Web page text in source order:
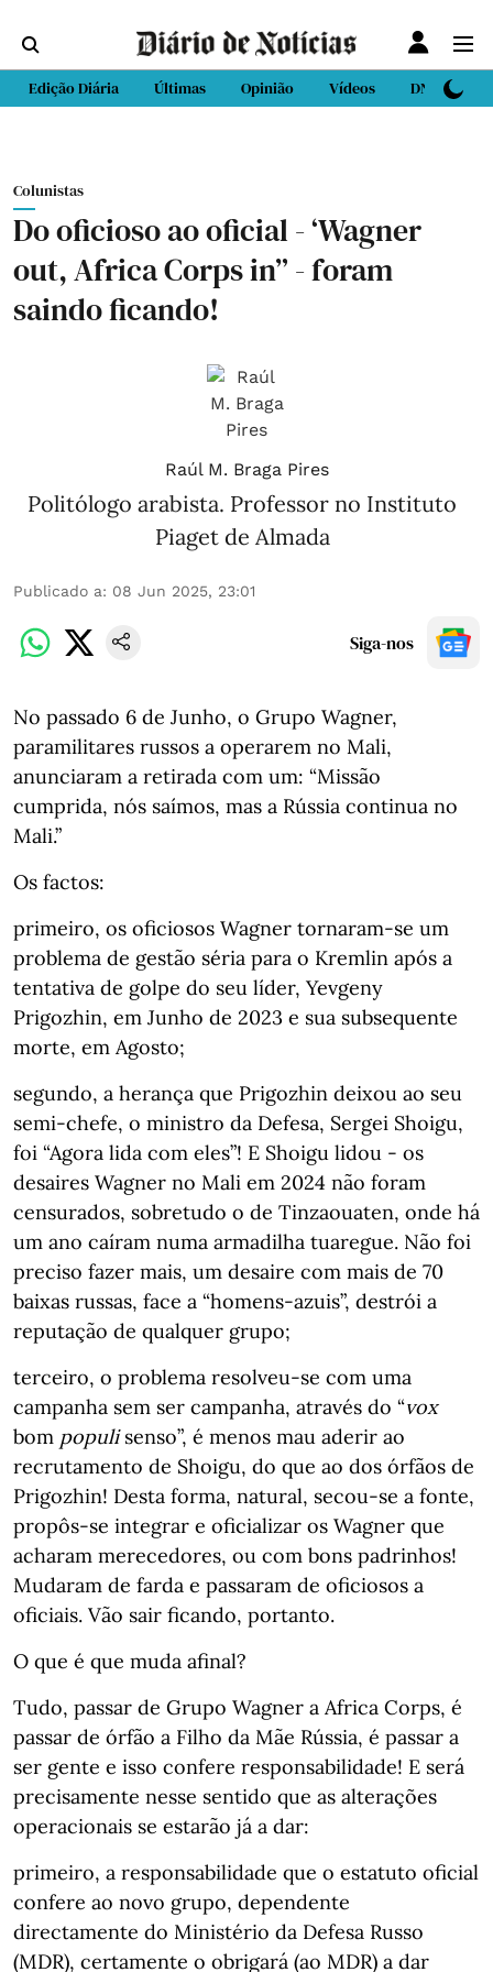
Edição Diária Últimas Opinião Vídeos DN Sport
Colunistas
Do oficioso ao oficial - ‘Wagner
out, Africa Corps in” - foram
saindo ficando!
Raúl M. Braga Pires
Politólogo arabista. Professor no Instituto
Piaget de Almada
Publicado a: 08 Jun 2025, 23:01
Siga-nos
No passado 6 de Junho, o Grupo Wagner,
paramilitares russos a operarem no Mali,
anunciaram a retirada com um: “Missão
cumprida, nós saímos, mas a Rússia continua no
Mali.”
Os factos:
primeiro, os oficiosos Wagner tornaram-se um
problema de gestão séria para o Kremlin após a
tentativa de golpe do seu líder, Yevgeny
Prigozhin, em Junho de 2023 e sua subsequente
morte, em Agosto;
segundo, a herança que Prigozhin deixou ao seu
semi-chefe, o ministro da Defesa, Sergei Shoigu,
foi “Agora lida com eles”! E Shoigu lidou - os
desaires Wagner no Mali em 2024 não foram
censurados, sobretudo o de Tinzaouaten, onde há
um ano caíram numa armadilha tuaregue. Não foi
preciso fazer mais, um desaire com mais de 70
baixas russas, face a “homens-azuis”, destrói a
reputação de qualquer grupo;
terceiro, o problema resolveu-se com uma
campanha sem ser campanha, através do “vox
bom populisenso”, é menos mau aderir ao
recrutamento de Shoigu, do que ao dos órfãos de
Prigozhin! Desta forma, natural, secou-se a fonte,
propôs-se integrar e oficializar os Wagner que
acharam merecedores, ou com bons padrinhos!
Mudaram de farda e passaram de oficiosos a
oficiais. Vão sair ficando, portanto.
O que é que muda afinal?
Tudo, passar de Grupo Wagner a Africa Corps, é
passar de órfão a Filho da Mãe Rússia, é passar a
ser gente e isso confere responsabilidade! E será
precisamente nesse sentido que as alterações
operacionais se estarão já a dar:
primeiro, a responsabilidade que o estatuto oficial
confere ao novo grupo, dependente
directamente do Ministério da Defesa Russo
(MDR), certamente o obrigará (ao MDR) a dar